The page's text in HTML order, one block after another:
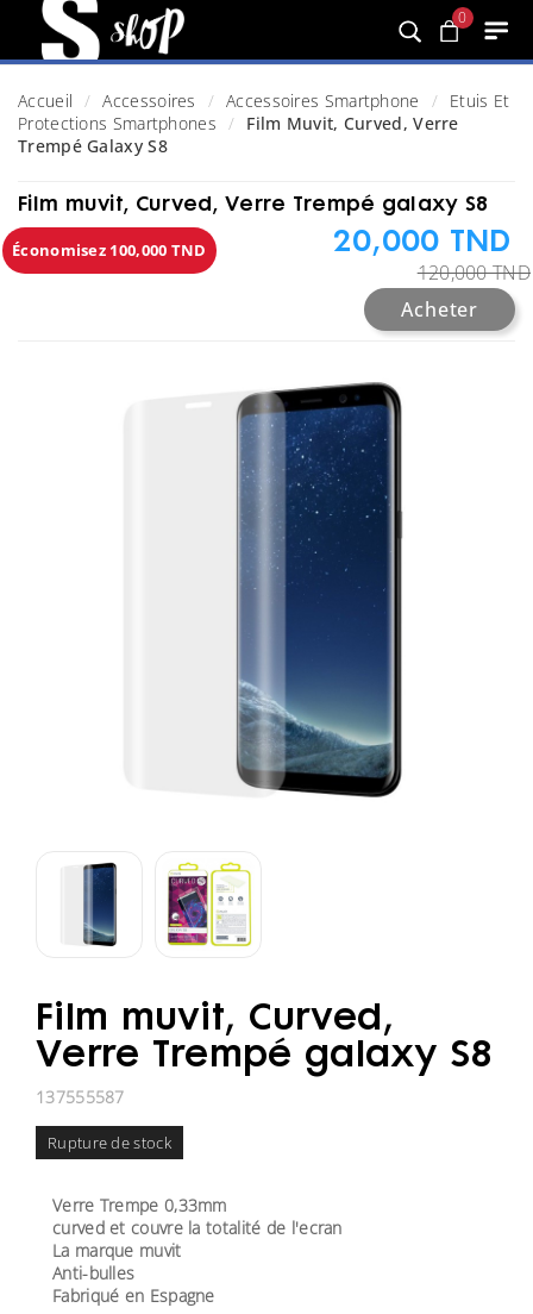
0
Accueil Accessoires Accessoires Smartphone
Etuis Et
Protections Smartphones
Film Muvit, Curved, Verre
Trempé Galaxy S8
Film muvit, Curved, Verre Trempé galaxy S8
Économisez 100,000 TND 20,000 TND
120,000 TND
Acheter
Film muvit, Curved,
Verre Trempé galaxy S8
137555587
Rupture de stock
Verre Trempe 0,33mm
curved et couvre la totalité de l'ecran
La marque muvit
Anti-bulles
Fabriqué en Espagne